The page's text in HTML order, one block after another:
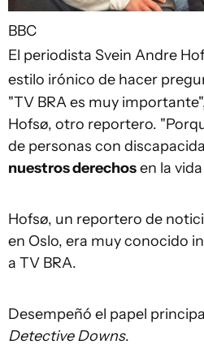
BBC
El periodista Svein Andre
estilo irónico de hacer
"TV BRA es muy
Hofsø, otro reportero.
de personas con
nuestros derechosen la
Hofsø, un reportero de
en Oslo, era muy conocido
a TV BRA.
Desempeñó el papel
Detective Downs.